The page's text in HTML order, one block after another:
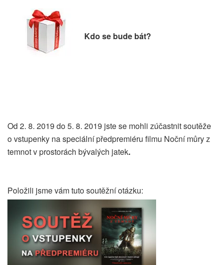
Kdo se bude bát?
Od 2. 8. 2019 do 5. 8. 2019 jste se mohli zúčastnit soutěže
ovstupenky na speciální předpremiéru filmu Noční můry z
temnot v prostorách bývalých jatek.
Položili jsme vám tuto soutěžní otázku: